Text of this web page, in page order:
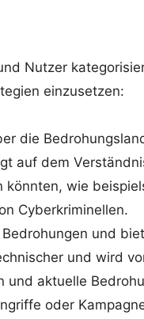
Nutzer
einzusetzen:
die
auf dem
wie
Cyberkriminellen.
und
und wird
aktuelle
oder